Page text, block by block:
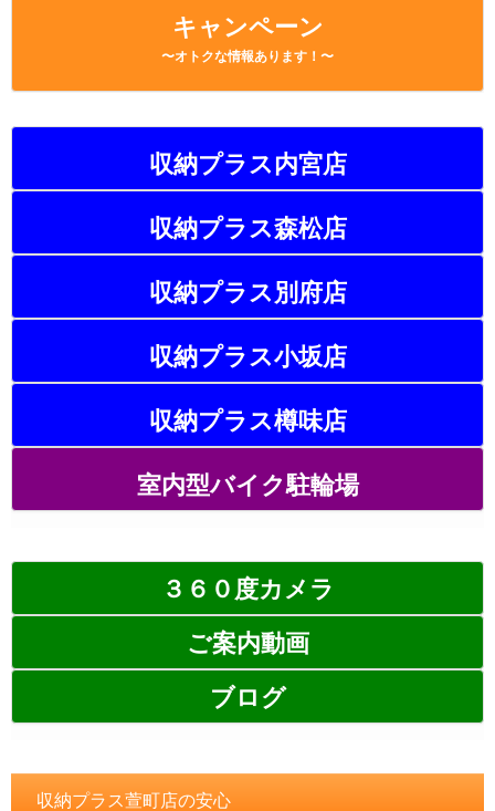
キャンペーン
〜オトクな情報あります！〜
収納プラス内宮店
収納プラス森松店
収納プラス別府店
収納プラス小坂店
収納プラス樽味店
室内型バイク駐輪場
３６０度カメラ
ご案内動画
ブログ
収納プラス萱町店の安心